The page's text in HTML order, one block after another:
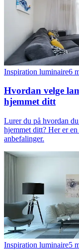
Inspiration luminaire6
Hvordan velge
hjemmet ditt
Lurer du på hvordan
hjemmet ditt? Her er
anbefalinger.
Inspiration luminaire5